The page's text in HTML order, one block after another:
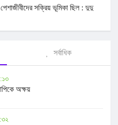
সক্রিয় ভূমিকা ছিল : দুদু
সর্বাধিক
অক্ষয়